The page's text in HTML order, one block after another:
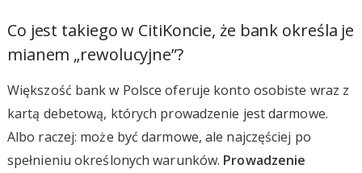
Co jest takiego w CitiKoncie, że bank określa je
mianem „rewolucyjne”?
Większość bank w Polsce oferuje konto osobiste wraz z
kartą debetową, których prowadzenie jest darmowe.
Albo raczej: może być darmowe, ale najczęściej po
spełnieniu określonych warunków. Prowadzenie